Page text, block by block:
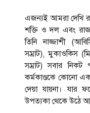
এজন্যই আমরা দেখি
শক্তি ও দল এবং
তিনি নাজ্জাশী
সম্রাট), মুকাওকিস
সম্রাট) সবার নিকট
কর্মকাণ্ডকে কোনো
দেয়া যায়না। যার
উপত্যকা থেকে উঠে